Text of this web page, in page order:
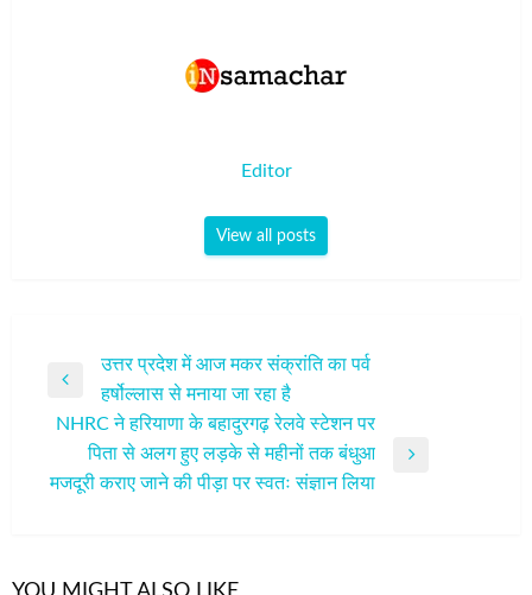
Editor
View all posts
नेविगेशन
Previous
Post
उत्तर प्रदेश में आज मकर संक्रांति का पर्व
हर्षोल्लास से मनाया जा रहा है
Post
NHRC ने हरियाणा के बहादुरगढ़ रेलवे स्टेशन पर
पिता से अलग हुए लड़के से महीनों तक बंधुआ
मजदूरी कराए जाने की पीड़ा पर स्वतः संज्ञान लिया